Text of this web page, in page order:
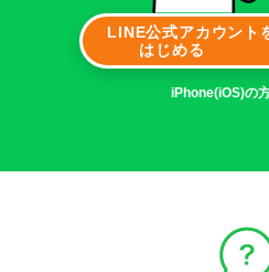
LINE公式アカウント
はじめる
iPhone(iOS)の